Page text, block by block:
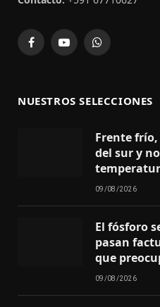
FacebookYouTubeWhatsApp
NUESTROS SELECCIONES
Frente
del sur y
09/08/2026
El fósforo
pasan
que
09/08/2026